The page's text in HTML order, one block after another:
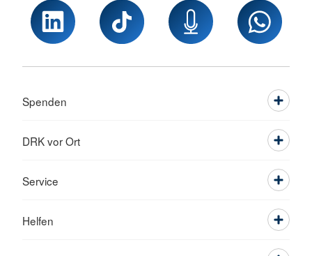
Spenden
DRK vor Ort
Service
Helfen